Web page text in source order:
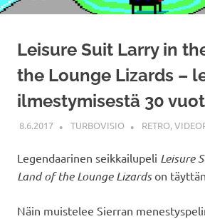
Leisure Suit Larry in
the Lounge Lizards –
ilmestymisestä 30
8.6.2017 TURBOVISIO RETRO,
Legendaarinen seikkailupeli Leisure
Land of the Lounge Lizardson
Näin muistelee Sierran